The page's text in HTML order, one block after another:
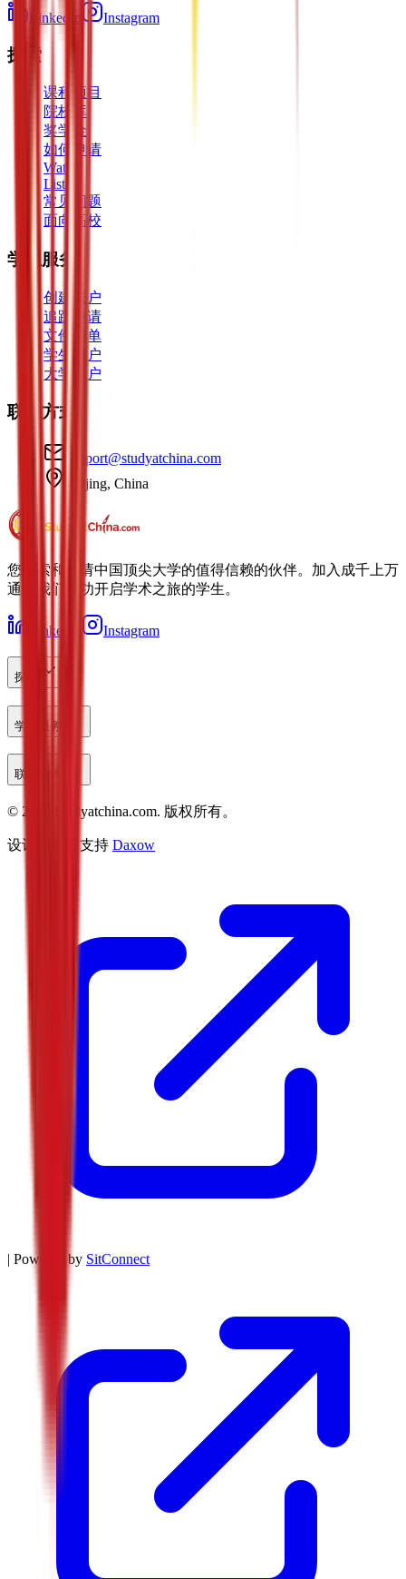
LinkedIn Instagram
探索
课程项目
院校库
奖学金
如何申请
Watch
Listen
常见问题
面向高校
学生服务
创建账户
追踪申请
文件清单
学生门户
大学门户
联系方式
support@studyatchina.com
Beijing, China
您探索和申请中国顶尖大学的值得信赖的伙伴。加入成千上万
通过我们成功开启学术之旅的学生。
LinkedIn Instagram
探索
学生服务
联系方式
© 2026 Studyatchina.com. 版权所有。
设计与技术支持 Daxow
| Powered by SitConnect